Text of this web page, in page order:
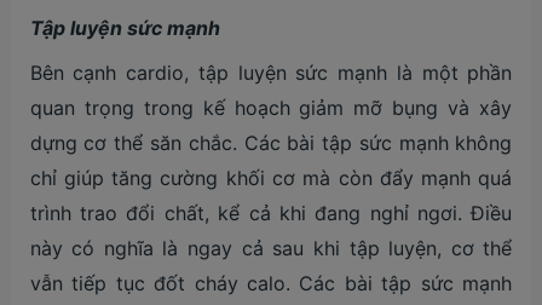
Tập luyện sức mạnh
Bên cạnh cardio, tập luyện sức mạnh là một phần
quan trọng trong kế hoạch giảm mỡ bụng và xây
dựng cơ thể săn chắc. Các bài tập sức mạnh không
chỉ giúp tăng cường khối cơ mà còn đẩy mạnh quá
trình trao đổi chất, kể cả khi đang nghỉ ngơi. Điều
này có nghĩa là ngay cả sau khi tập luyện, cơ thể
vẫn tiếp tục đốt cháy calo. Các bài tập sức mạnh